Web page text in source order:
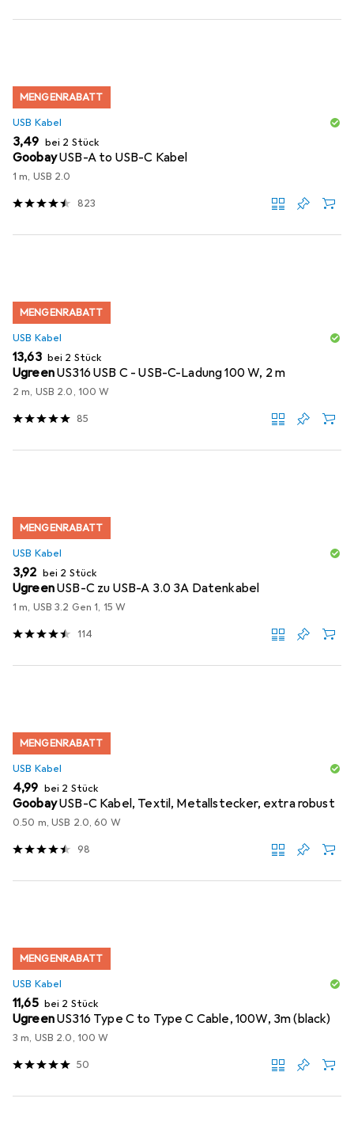
MENGENRABATT
USB Kabel
EUR
3,49 bei 2 Stück
GoobayUSB-A to USB-C Kabel
1 m, USB 2.0
823
MENGENRABATT
USB Kabel
EUR
13,63 bei 2 Stück
UgreenUS316 USB C - USB-C-Ladung 100 W, 2 m
2 m, USB 2.0, 100 W
85
MENGENRABATT
USB Kabel
EUR
3,92 bei 2 Stück
UgreenUSB-C zu USB-A 3.0 3A Datenkabel
1 m, USB 3.2 Gen 1, 15 W
114
MENGENRABATT
USB Kabel
EUR
4,99 bei 2 Stück
GoobayUSB-C Kabel, Textil, Metallstecker, extra robust
0.50 m, USB 2.0, 60 W
98
MENGENRABATT
USB Kabel
EUR
11,65 bei 2 Stück
UgreenUS316 Type C to Type C Cable, 100W, 3m (black)
3 m, USB 2.0, 100 W
50